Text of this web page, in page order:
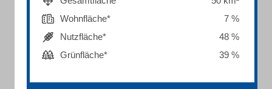
Wohnfläche*
7 %
Nutzfläche*
48 %
Grünfläche*
39 %